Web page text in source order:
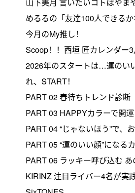
山下美月 言いたいコトはやま
めるるの「友達100人できる
今月のMy推し！
Scoop！！西垣 匠カレンダー3
2026年のスタートは…運のい
れ、START！
PART 02 春待ちトレンド診断
PART 03 HAPPYカラーで開
PART 04 “じゃないほう”で、
PART 05 “運のいい顔”になる
PART 06 ラッキー呼び込む あ
KIRINZ 注目ライバー4名が実